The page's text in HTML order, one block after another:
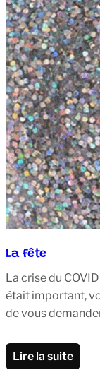
La fête
La crise du
était important,
de vous
Lire la suite